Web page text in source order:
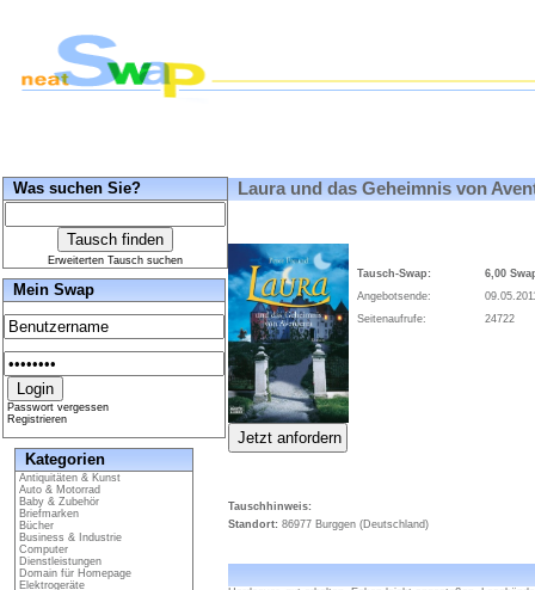
Was suchen Sie?
Erweiterten Tausch suchen
Mein Swap
Passwort vergessen
Registrieren
Kategorien
Antiquitäten & Kunst
Auto & Motorrad
Baby & Zubehör
Briefmarken
Bücher
Business & Industrie
Computer
Dienstleistungen
Domain für Homepage
Elektrogeräte
Laura und das Geheimnis von
Tausch-Swap:
6,00
Angebotsende:
Seitenaufrufe:
24722
Tauschhinweis:
Standort: 86977 Burggen (Deutschland)